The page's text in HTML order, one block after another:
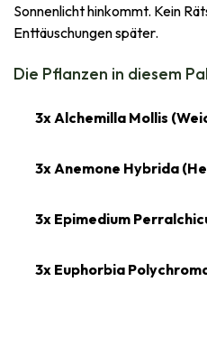
Sonnenlicht hinkommt. Kein
Enttäuschungen später.
Die Pflanzen in diesem
3x Alchemilla Mollis
3x Anemone Hybrida
3x Epimedium
3x Euphorbia